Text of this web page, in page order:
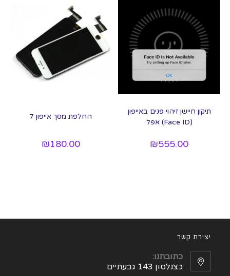
תיקון חיישן זיהוי פנים באייפון
(Face ID) אפל
₪555.00
החלפת מסך אייפון 7
₪180.00
יצירת קשר
כתובתנו:
כצנלסון 143 גבעתיים